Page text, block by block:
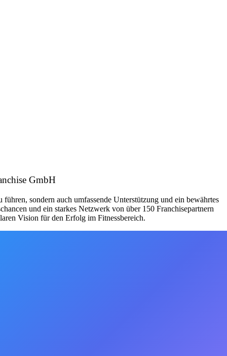
GmbH
sondern auch umfassende Unterstützung und ein bewährtes
und ein starkes Netzwerk von über 150 Franchisepartnern
Vision für den Erfolg im Fitnessbereich.